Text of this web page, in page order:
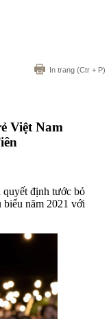
In trang (Ctr + P)
Việt Nam
định tước bỏ
biểu năm 2021 với